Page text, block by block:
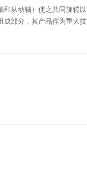
和从动轴）使之共同旋转以
成部分，其产品作为重大技